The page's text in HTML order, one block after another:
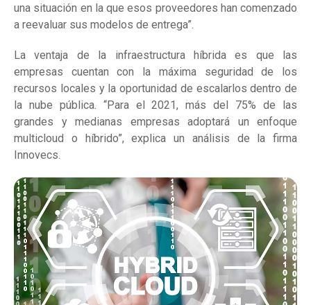
una situación en la que esos proveedores han comenzado
a reevaluar sus modelos de entrega”.
La ventaja de la infraestructura híbrida es que las
empresas cuentan con la máxima seguridad de los
recursos locales y la oportunidad de escalarlos dentro de
la nube pública. “Para el 2021, más del 75% de las
grandes y medianas empresas adoptará un enfoque
multicloud o híbrido”, explica un análisis de la firma
Innovecs.